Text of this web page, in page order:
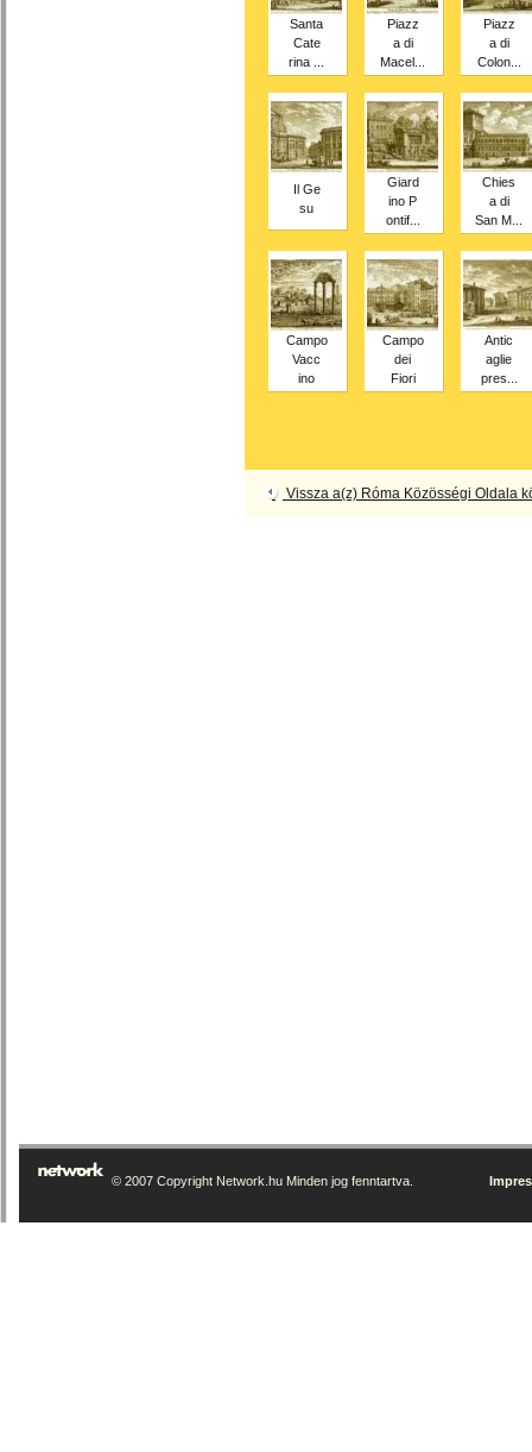
Santa
Cate
rina ...
Piazz
a di
Macel...
Piazz
a di
Colon...
Il Ge
su
Giard
ino P
ontif...
Chies
a di
San M...
Campo
Vacc
ino
Campo
dei
Fiori
Antic
aglie
pres...
Vissza a(z) Róma Közösségi Oldala
© 2007 Copyright Network.hu Minden jog fenntartva.